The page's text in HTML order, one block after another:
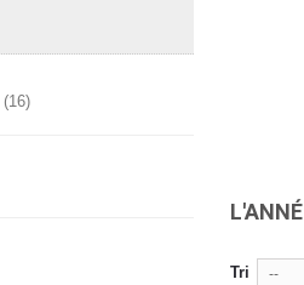
(16)
Tri --